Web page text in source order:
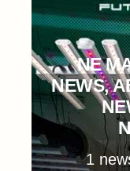
NE
NEWS,
1